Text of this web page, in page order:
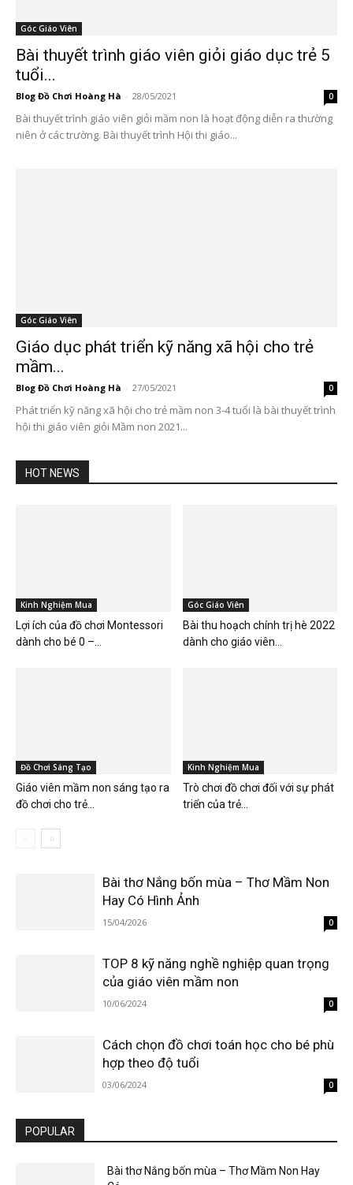
Góc Giáo Viên
Bài thuyết trình giáo viên giỏi giáo dục trẻ 5
tuổi...
Blog Đồ Chơi Hoàng Hà - 28/05/2021 0
Bài thuyết trình giáo viên giỏi mầm non là hoạt động diễn ra thường
niên ở các trường. Bài thuyết trình Hội thi giáo...
Góc Giáo Viên
Giáo dục phát triển kỹ năng xã hội cho trẻ
mầm...
Blog Đồ Chơi Hoàng Hà - 27/05/2021 0
Phát triển kỹ năng xã hội cho trẻ mầm non 3-4 tuổi là bài thuyết trình
hội thi giáo viên giỏi Mầm non 2021...
HOT NEWS
Kinh Nghiệm Mua
Lợi ích của đồ chơi Montessori
dành cho bé 0 –...
Góc Giáo Viên
Bài thu hoạch chính trị hè 2022
dành cho giáo viên...
Đồ Chơi Sáng Tạo
Giáo viên mầm non sáng tạo ra
đồ chơi cho trẻ...
Kinh Nghiệm Mua
Trò chơi đồ chơi đối với sự phát
triển của trẻ...
Bài thơ Nắng bốn mùa – Thơ Mầm Non
Hay Có Hình Ảnh
15/04/2026 0
TOP 8 kỹ năng nghề nghiệp quan trọng
của giáo viên mầm non
10/06/2024 0
Cách chọn đồ chơi toán học cho bé phù
hợp theo độ tuổi
03/06/2024 0
POPULAR
Bài thơ Nắng bốn mùa – Thơ Mầm Non Hay